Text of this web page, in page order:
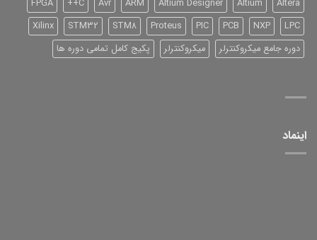
Altera
Altium
Altium Designer
ARM
Avr
C++
FPGA
LPC
NXP
PCB
PIC
Proteus
STM8
STM32
Xilinx
دوره جامع میکروکنترلر
میکروکنترلر پکیج کامل تمامی دوره ها
اینماد